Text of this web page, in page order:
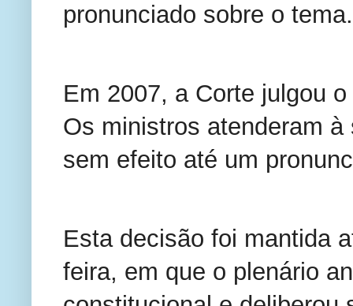
pronunciado sobre o tema.
Em 2007, a Corte julgou
Os ministros atenderam
sem efeito até um
Esta decisão foi mantida
feira, em que o plenário